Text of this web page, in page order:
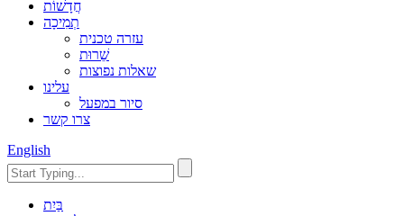
חֲדָשׁוֹת
תְמִיכָה
עזרה טכנית
שֵׁרוּת
שאלות נפוצות
עלינו
סיור במפעל
צרו קשר
English
בַּיִת